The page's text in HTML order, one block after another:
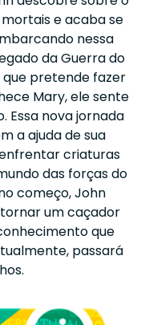
e acaba se
nessa
da Guerra do
que pretende fazer
Mary, ele sente
Essa nova jornada
a ajuda de sua
criaturas
das forças do
começo, John
um caçador
que
passará